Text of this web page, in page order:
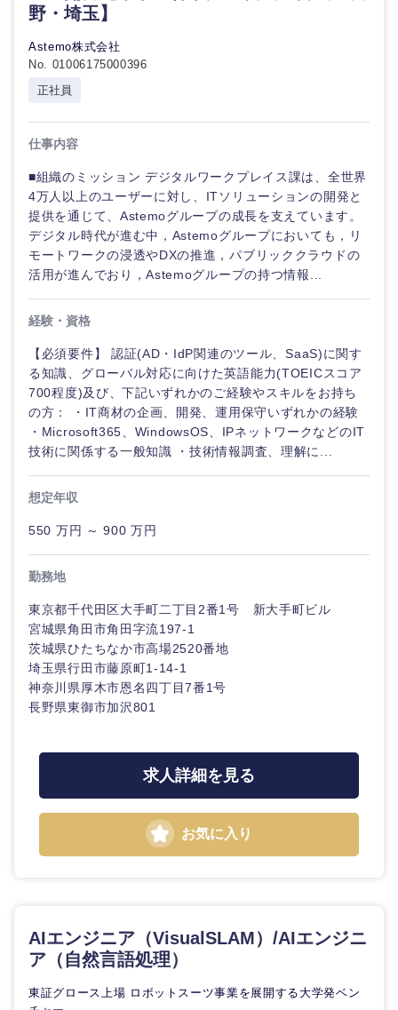
福岡県 佐賀県
長崎県 熊本県
鹿児島県
野・埼玉】
Astemo株式会社
No. 01006175000396
正社員
仕事内容
■組織のミッション デジタルワークプレイス課は、全世界
4万人以上のユーザーに対し、ITソリューションの開発と
提供を通じて、Astemoグループの成長を支えています。
デジタル時代が進む中，Astemoグループにおいても，リ
モートワークの浸透やDXの推進，パブリッククラウドの
活用が進んでおり，Astemoグループの持つ情報...
経験・資格
【必須要件】 認証(AD・IdP関連のツール、SaaS)に関す
る知識、グローバル対応に向けた英語能力(TOEICスコア
700程度)及び、下記いずれかのご経験やスキルをお持ち
の方： ・IT商材の企画、開発、運用保守いずれかの経験
・Microsoft365、WindowsOS、IPネットワークなどのIT
技術に関係する一般知識 ・技術情報調査、理解に...
想定年収
550 万円 ～ 900 万円
勤務地
東京都千代田区大手町二丁目2番1号 新大手町ビル
宮城県角田市角田字流197-1
茨城県ひたちなか市高場2520番地
埼玉県行田市藤原町1-14-1
神奈川県厚木市恩名四丁目7番1号
長野県東御市加沢801
求人詳細を見る
お気に入り
AIエンジニア（VisualSLAM）/AIエンジニ
ア（自然言語処理）
東証グロース上場 ロボットスーツ事業を展開する大学発ベン